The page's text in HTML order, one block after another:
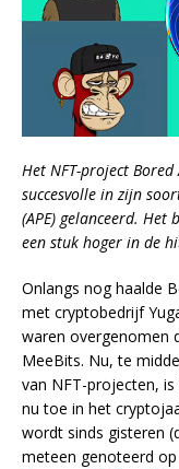
Het NFT-project Bored
succesvolle in zijn
(APE) gelanceerd.
een stuk hoger in de
Onlangs nog haalde
met cryptobedrijf
waren overgenomen
MeeBits. Nu, te
van NFT-projecten,
nu toe in het
wordt sinds gisteren
meteen genoteerd